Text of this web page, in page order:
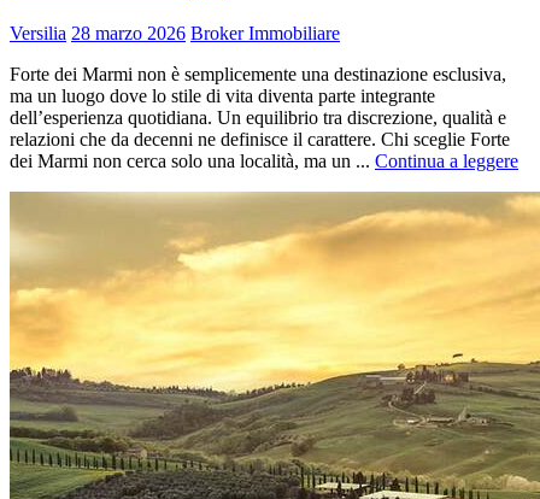
Versilia 28 marzo 2026 Broker Immobiliare
Forte dei Marmi non è semplicemente una destinazione esclusiva,
ma un luogo dove lo stile di vita diventa parte integrante
dell’esperienza quotidiana. Un equilibrio tra discrezione, qualità e
relazioni che da decenni ne definisce il carattere. Chi sceglie Forte
dei Marmi non cerca solo una località, ma un ... Continua a leggere